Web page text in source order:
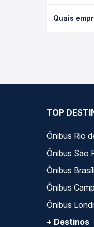
Quais
TOP
Ônibus Rio
Ônibus São
Ônibus
Ônibus
Ônibus
+ Destinos